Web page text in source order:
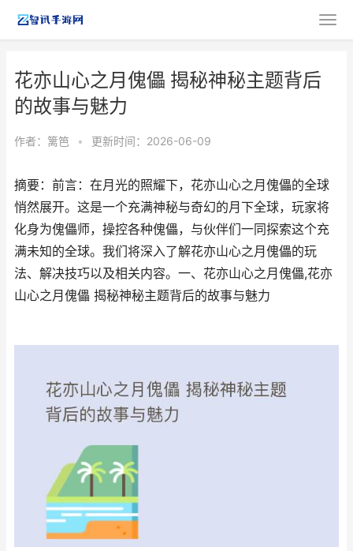
花亦山心之月傀儡 揭秘神秘主题背后
的故事与魅力
作者： 篱笆 • 更新时间：2026-06-09
摘要：前言：在月光的照耀下，花亦山心之月傀儡的全球
悄然展开。这是一个充满神秘与奇幻的月下全球，玩家将
化身为傀儡师，操控各种傀儡，与伙伴们一同探索这个充
满未知的全球。我们将深入了解花亦山心之月傀儡的玩
法、解决技巧以及相关内容。一、花亦山心之月傀儡,花亦
山心之月傀儡 揭秘神秘主题背后的故事与魅力